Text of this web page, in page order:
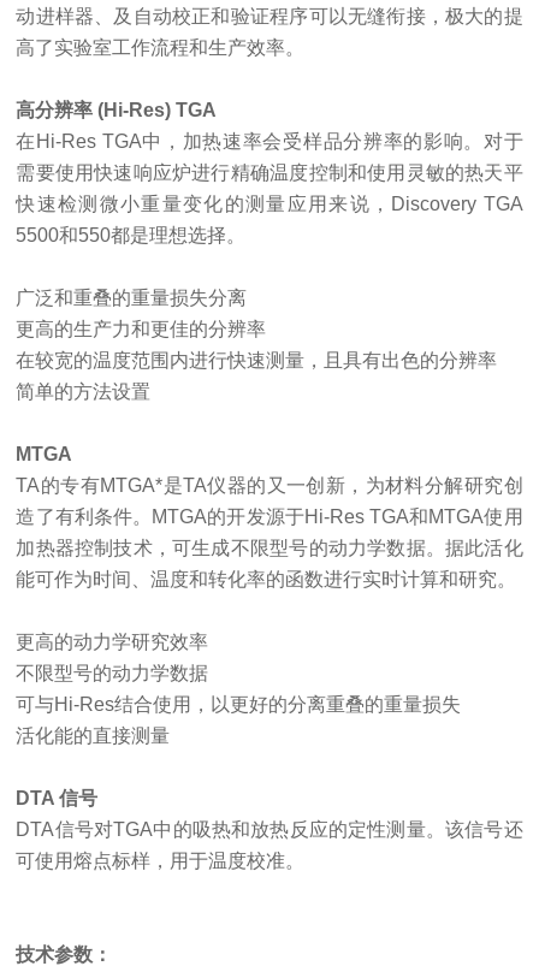
动进样器、及自动校正和验证程序可以无缝衔接，极大的提
高了实验室工作流程和生产效率。
高分辨率 (Hi-Res) TGA
在 Hi-Res TGA中，加热速率会受样品分辨率的影响。对于
需要使用快速响应炉进行精确温度控制和使用灵敏的热天平
快速检测微小重量变化的测量应用来说，Discovery TGA
5500和550都是理想选择。
广泛和重叠的重量损失分离
更高的生产力和更佳的分辨率
在较宽的温度范围内进行快速测量，且具有出色的分辨率
简单的方法设置
MTGA
TA的专有MTGA*是TA仪器的又一创新，为材料分解研究创
造了有利条件。MTGA的开发源于Hi-Res TGA和MTGA使用
加热器控制技术，可生成不限型号的动力学数据。据此活化
能可作为时间、温度和转化率的函数进行实时计算和研究。
更高的动力学研究效率
不限型号的动力学数据
可与Hi-Res结合使用，以更好的分离重叠的重量损失
活化能的直接测量
DTA 信号
DTA信号对TGA中的吸热和放热反应的定性测量。该信号还
可使用熔点标样，用于温度校准。
技术参数：